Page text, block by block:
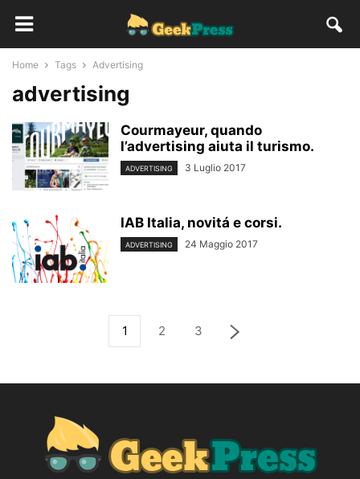
Home Tags Advertising
advertising
Courmayeur, quando
l’advertising aiuta il turismo.
ADVERTISING 3 Luglio 2017
IAB Italia, novitá e corsi.
ADVERTISING 24 Maggio 2017
1 2 3